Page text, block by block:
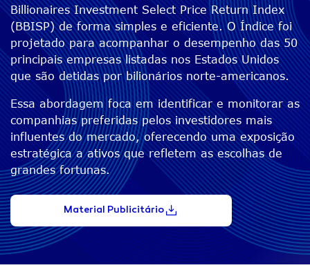
Billionaires Investment Select Price Return Index
(BBISP) de forma simples e eficiente. O Índice foi
projetado para acompanhar o desempenho das 50
principais empresas listadas nos Estados Unidos
que são detidas por bilionários norte-americanos.
Essa abordagem foca em identificar e monitorar as
companhias preferidas pelos investidores mais
influentes do mercado, oferecendo uma exposição
estratégica a ativos que refletem as escolhas de
grandes fortunas.
Material Publicitário